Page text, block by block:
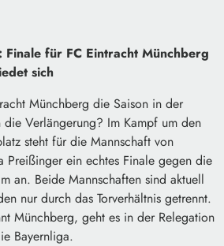
Finale für FC Eintracht Münchberg
sich
Münchberg die Saison in der
die Verlängerung? Im Kampf um den
steht für die Mannschaft von
Preißinger ein echtes Finale gegen die
an. Beide Mannschaften sind aktuell
nur durch das Torverhältnis getrennt.
Münchberg, geht es in der Relegation
Bayernliga.